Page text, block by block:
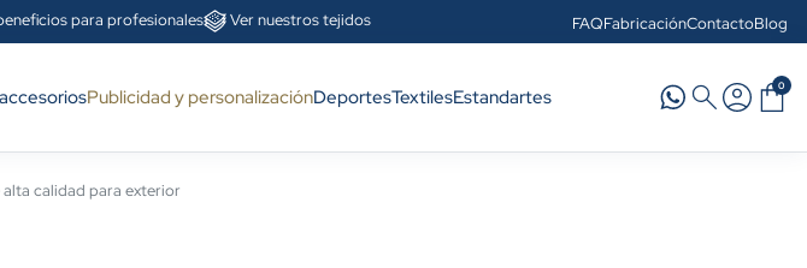
para profesionales Ver nuestros tejidos FAQFabricaciónContactoBlog
Publicidad y personalizaciónDeportesTextilesEstandartes 0
calidad para exterior